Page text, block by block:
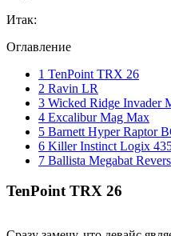
Итак:
Оглавление
1 TenPoint TRX 26
2 Ravin LR
3 Wicked Ridge Invader
4 Excalibur Mag Max
5 Barnett Hyper Raptor
6 Killer Instinct Logix
7 Ballista Megabat
TenPoint TRX 26